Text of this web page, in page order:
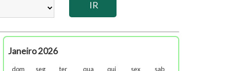
Janeiro 2026
dom seg ter qua qui sex sab